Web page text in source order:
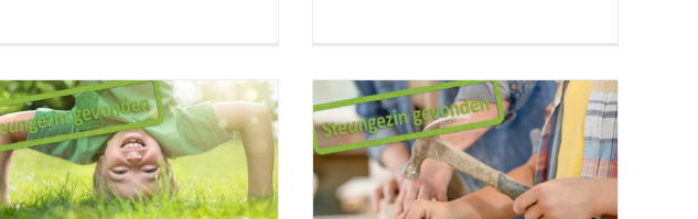
Lieve knul zoekt gezellig speelmaatje!